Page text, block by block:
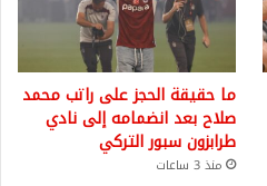
ما حقيقة الحجز على راتب محمد
صلاح بعد انضمامه إلى نادي
طرابزون سبور التركي
منذ 3 ساعات